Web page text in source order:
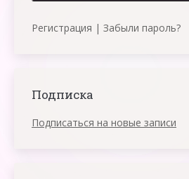
Регистрация | Забыли пароль?
Подписка
Подписаться на новые записи